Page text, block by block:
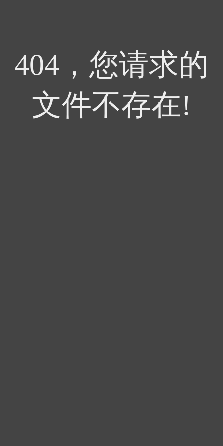
404，您请求的
文件不存在!